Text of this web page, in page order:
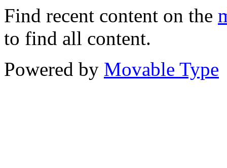
Find recent content on the
to find all content.
Powered by Movable Type